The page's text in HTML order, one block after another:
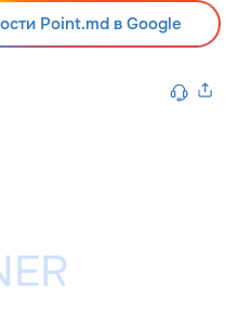
Point.md в Google